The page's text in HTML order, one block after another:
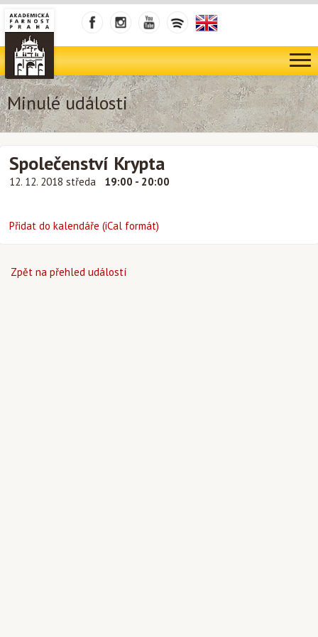
Minulé události
Společenství Krypta
12. 12. 2018 středa 19:00 - 20:00
Přidat do kalendáře (iCal formát)
Zpět na přehled událostí